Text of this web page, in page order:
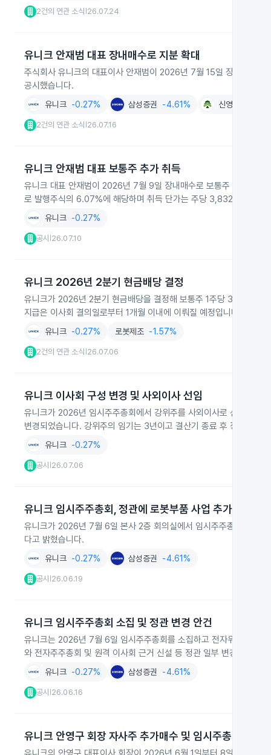
2건의 연관 소식 26.07.24
유니크 안재범 대표 장내매수로 지분 확대
주식회사 유니크의 대표이사 안재범이 2026년 7월 15일 장내매수
공시했습니다.
유니크 -0.27% 삼성증권 -4.61% 신영증권
2건의 연관 소식 26.07.16
유니크 안재범 대표 보통주 추가 취득
유니크 대표 안재범이 2026년 7월 9일 장내매수로 보통주 2,600주
로 발행주식의 6.07%에 해당하며 취득 단가는 주당 3,832원입니다.
유니크 -0.27%
공시 26.07.10
유니크 2026년 2분기 현금배당 결정
유니크가 2026년 2분기 현금배당을 결정해 보통주 1주당 30원을
지급은 이사회 결의일로부터 1개월 이내에 이뤄질 예정입니다.
유니크 -0.27% 로봇제조 -1.57%
2건의 연관 소식 26.07.06
유니크 이사회 구성 변경 및 사외이사 선임
유니크가 2026년 임시주주총회에서 강위주를 사외이사로 신규 선
변경되었습니다. 강위주의 임기는 3년이고 결산기 종료 후 정기주주
유니크 -0.27%
공시 26.07.06
유니크 임시주주총회, 정관에 로봇부품 사업 추가
유니크가 2026년 7월 6일 본사 2층 회의실에서 임시주주총회를 열
다고 밝혔습니다.
유니크 -0.27% 삼성증권 -4.61%
공시 26.06.19
유니크 임시주주총회 소집 및 정관 변경 안건
유니크는 2026년 7월 6일 임시주주총회를 소집하고 전자위임장, 전
와 전자주주총회 및 원격 이사회 근거 신설 등 정관 일부 변경안이 포
유니크 -0.27% 삼성증권 -4.61%
공시 26.06.16
유니크 안영구 회장 자사주 추가매수 및 임시주총 결정